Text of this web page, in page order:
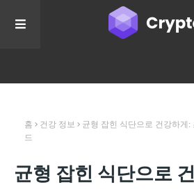
홈 건강 정보
균형 잡힌 식단으로 건강하게:
드
균형 잡힌 식단으로